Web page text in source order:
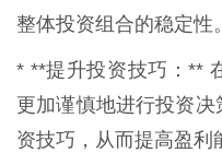
整体投资组合的稳定性。
* **提升投资技巧：**
更加谨慎地进行投资
资技巧，从而提高盈利